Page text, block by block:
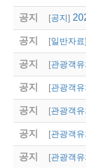
공지 [공지]
공지 [일반자료]
공지 [관광객
공지 [관광객
공지 [관광객
공지 [관광객
공지 [관광객